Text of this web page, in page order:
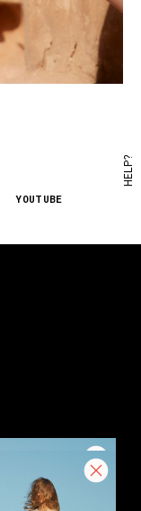
YOUTUBE
HELP?